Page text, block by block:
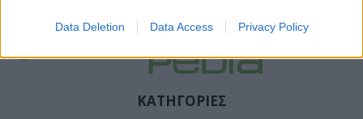
Data Deletion Data Access Privacy Policy
ΚΑΤΗΓΟΡΙΕΣ